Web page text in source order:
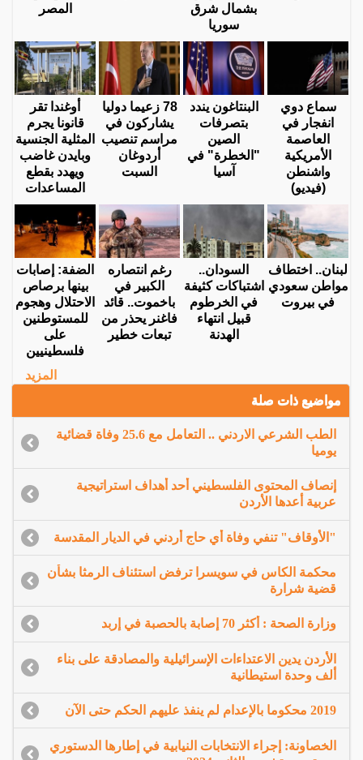
بشمال شرق
سوريا
المصر
سماع دوي
انفجار في
العاصمة
الأمريكية
واشنطن
(فيديو)
البنتاغون يندد
بتصرفات
الصين
"الخطرة" في
آسيا
78 زعيما دوليا
يشاركون في
مراسم تنصيب
أردوغان
السبت
أوغندا تقر
قانونا يجرم
المثلية الجنسية
وبايدن غاضب
ويهدد بقطع
المساعدات
لبنان.. اختطاف
مواطن سعودي
في بيروت
السودان..
اشتباكات كثيفة
في الخرطوم
قبيل انتهاء
الهدنة
رغم انتصاره
الكبير في
باخموت.. قائد
فاغنر يحذر من
تبعات خطير
الضفة: إصابات
بينها برصاص
الاحتلال وهجوم
للمستوطنين
على
فلسطينيين
المزيد
مواضيع ذات صلة
الطب الشرعي الاردني .. التعامل مع 25.6 وفاة قضائية
يوميا
إنصاف المحتوى الفلسطيني أحد أهداف استراتيجية
عربية أعدها الأردن
"الأوقاف" تنفي وفاة أي حاج أردني في الديار المقدسة
محكمة الكاس في سويسرا ترفض استئناف الرمثا بشأن
قضية شرارة
وزارة الصحة : أكثر 70 إصابة بالحصبة في إربد
الأردن يدين الاعتداءات الإسرائيلية والمصادقة على بناء
ألف وحدة استيطانية
2019 محكوما بالإعدام لم ينفذ عليهم الحكم حتى الآن
الخصاونة: إجراء الانتخابات النيابية في إطارها الدستوري